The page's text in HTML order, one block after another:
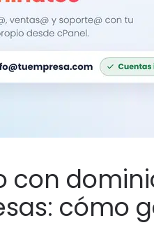
con
cómo